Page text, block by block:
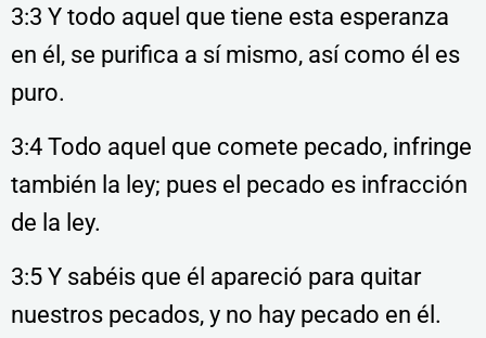
3:3 Y todo aquel que tiene esta esperanza
en él, se purifica a sí mismo, así como él es
puro.
3:4 Todo aquel que comete pecado, infringe
también la ley; pues el pecado es infracción
de la ley.
3:5 Y sabéis que él apareció para quitar
nuestros pecados, y no hay pecado en él.